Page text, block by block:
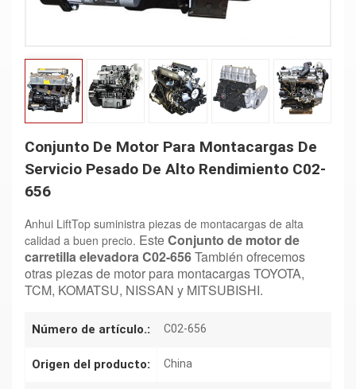
Conjunto De Motor Para Montacargas De
Servicio Pesado De Alto Rendimiento C02-
656
Anhui LiftTop suministra piezas de montacargas de alta
calidad a buen precio. EsteConjunto de motor de
carretilla elevadora C02-656También ofrecemos
otras piezas de motor para montacargas TOYOTA,
TCM, KOMATSU, NISSAN y MITSUBISHI.
Número de artículo.: C02-656
Origen del producto: China